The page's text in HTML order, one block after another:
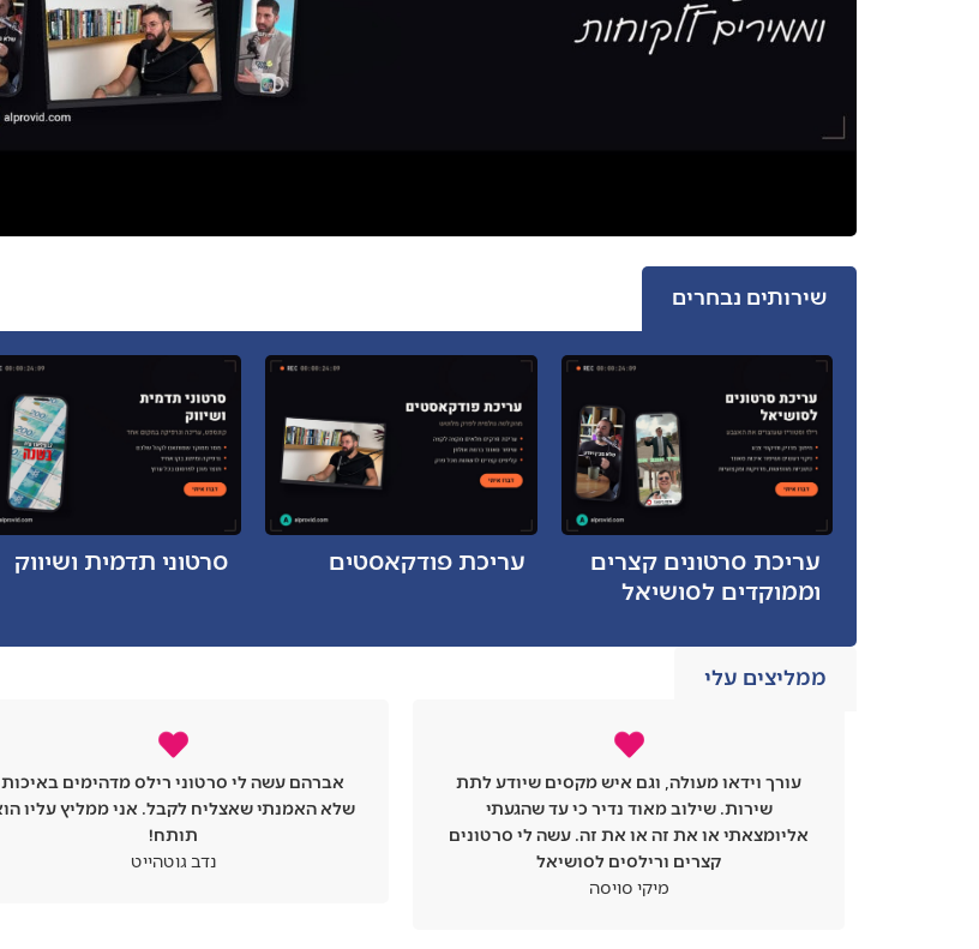
שירותים נבחרים
עריכת סרטונים קצרים
וממוקדים לסושיאל
עריכת פודקאסטים סרטוני תדמית ושיווק
ממליצים עלי
אברהם עשה לי סרטוני רילס מדהימים באיכות
שלא האמנתי שאצליח לקבל. אני ממליץ עליו הוא
תותח!
נדב גוטהייט
עורך וידאו מעולה, וגם איש מקסים שיודע לתת
שירות. שילוב מאוד נדיר כי עד שהגעתי
אליומצאתי או את זה או את זה. עשה לי סרטונים
קצרים ורילסים לסושיאל